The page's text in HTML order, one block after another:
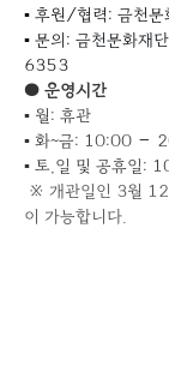
▪ 후원/협력: 금천문
​▪ 문의: 금천문화
6353​​
● 운영시간
▪ 월: 휴관
▪ 화~금: 10:00 –
▪ 토,일 및 공휴일:
※ 개관일인 3월
이 가능합니다.